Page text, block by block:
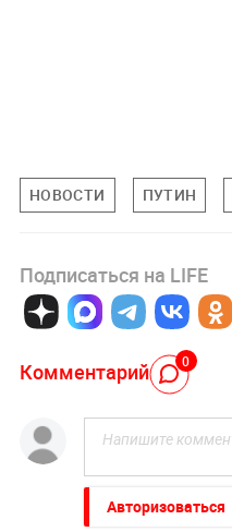
НОВОСТИ ПУТИН
Подписаться на LIFE
Комментарий 0
Авторизоваться